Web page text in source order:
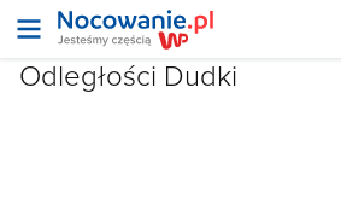
Odległości Dudki